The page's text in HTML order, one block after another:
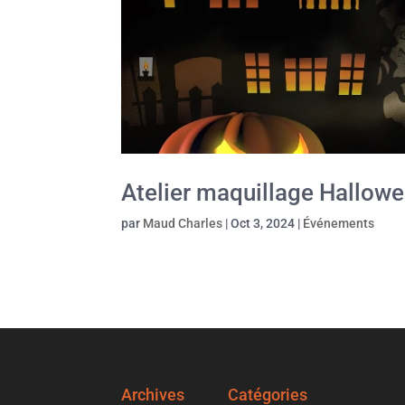
Atelier maquillage
par Maud Charles |Oct 3, 2024 | Événements
Archives Catégories